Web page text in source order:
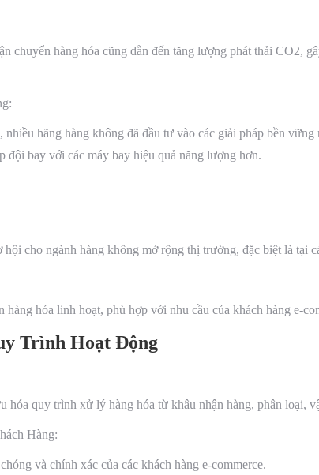
chuyển hàng hóa cũng dẫn đến tăng lượng phát thải CO2,
hãng hàng không đã đầu tư vào các giải pháp bền
đội bay với các máy bay hiệu quả năng lượng hơn.
cho ngành hàng không mở rộng thị trường, đặc biệt là tại
hóa linh hoạt, phù hợp với nhu cầu của khách hàng e-
Trình Hoạt Động
hóa quy trình xử lý hàng hóa từ khâu nhận hàng, phân loại,
Hàng:
và chính xác của các khách hàng e-commerce.